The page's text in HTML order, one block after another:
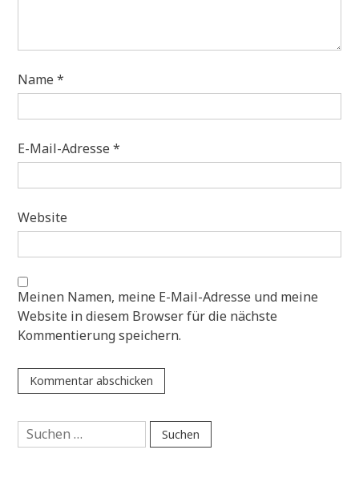
Name*
E-Mail-Adresse*
Website
Meinen Namen, meine E-Mail-Adresse und meine
Website in diesem Browser für die nächste
Kommentierung speichern.
Suche
nach: